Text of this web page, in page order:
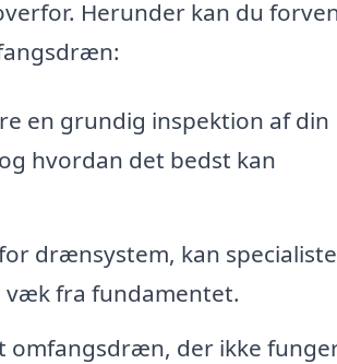
Herunder kan du
en grundig inspektion af din
hvordan det bedst kan
drænsystem, kan
fra fundamentet.
omfangsdræn, der ikke